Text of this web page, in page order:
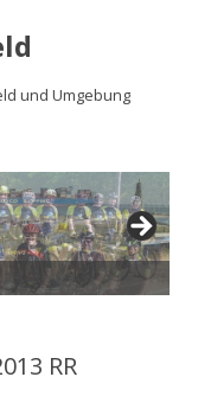
und Umgebung
RR